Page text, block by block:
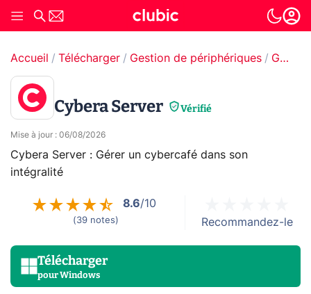
Accueil Télécharger Gestion de périphériques Gestion de réseaux
Cybera Server Vérifié
Mise à jour : 06/08/2026
Cybera Server : Gérer un cybercafé dans son
intégralité
8.6/10
(39 notes) Recommandez-le
Télécharger
pourWindows